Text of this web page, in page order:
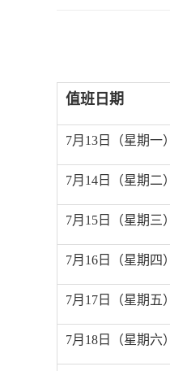
值班日期
7月 13 日（星期一）
7月 14 日（星期二）
7月 15 日（星期三）
7月 16 日（星期四）
7月 17 日（星期五）
7月 18 日（星期六）